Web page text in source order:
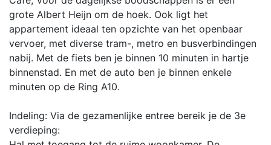
grote Albert Heijn om de hoek. Ook ligt het
appartement ideaal ten opzichte van het openbaar
vervoer, met diverse tram-, metro en busverbindingen
nabij. Met de fiets ben je binnen 10 minuten in hartje
binnenstad. En met de auto ben je binnen enkele
minuten op de Ring A10.
Indeling: Via de gezamenlijke entree bereik je de 3e
verdieping: